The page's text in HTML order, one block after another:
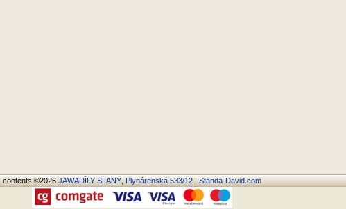
contents ©2026JAWADÍLY SLANÝ, Plynárenská 533/12|Standa-David.com